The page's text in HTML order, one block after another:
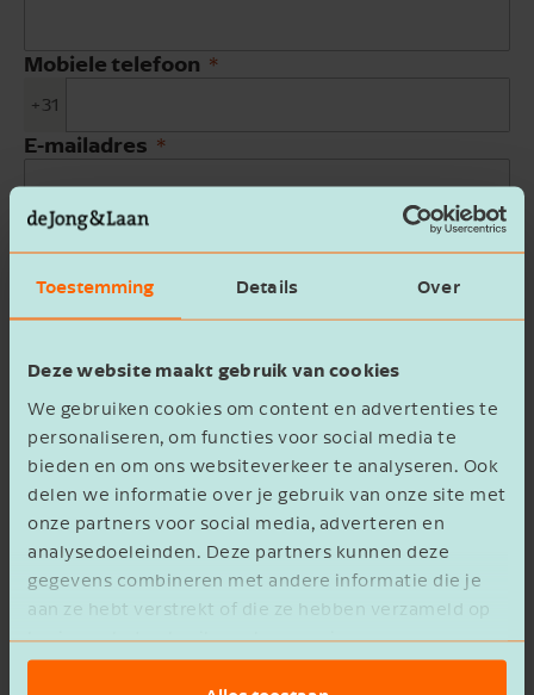
Toestemming Details Over
Deze website maakt gebruik van cookies
We gebruiken cookies om content en advertenties te
personaliseren, om functies voor social media te
bieden en om ons websiteverkeer te analyseren. Ook
delen we informatie over je gebruik van onze site met
onze partners voor social media, adverteren en
analysedoeleinden. Deze partners kunnen deze
gegevens combineren met andere informatie die je
aan ze hebt verstrekt of die ze hebben verzameld op
basis van het gebruik van hun services.
Mobiele telefoon
+31
E-mailadres
Bedrijfsnaam
Ik ga akkoord met hetprivacy statement
Verzenden